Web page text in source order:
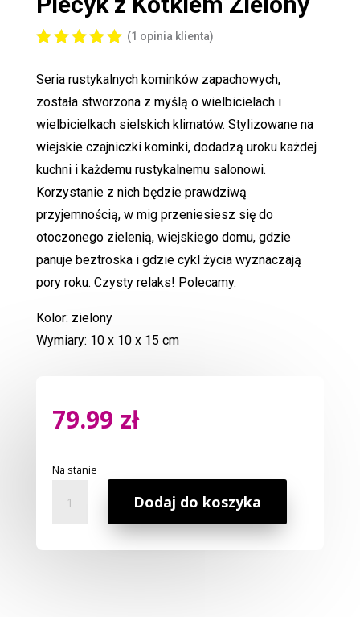
5.00
na 5
na
podstawi
klienta
(1 opinia klienta)
Seria rustykalnych kominków zapachowych,
została stworzona z myślą o wielbicielach i
wielbicielkach sielskich klimatów. Stylizowane na
wiejskie czajniczki kominki, dodadzą uroku każdej
kuchni i każdemu rustykalnemu salonowi.
Korzystanie z nich będzie prawdziwą
przyjemnością, w mig przeniesiesz się do
otoczonego zielenią, wiejskiego domu, gdzie
panuje beztroska i gdzie cykl życia wyznaczają
pory roku. Czysty relaks! Polecamy.
Kolor: zielony
Wymiary: 10 x 10 x 15 cm
79.99 zł
Na stanie
Kominek
Zapachowy
Dodaj do koszyka